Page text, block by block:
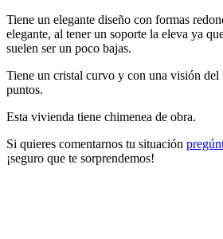
Tiene un elegante diseño con formas
elegante, al tener un soporte la eleva ya
suelen ser un poco bajas.
Tiene un cristal curvo y con una visión del
puntos.
Esta vivienda tiene chimenea de obra.
Si quieres comentarnos tu situación
¡seguro que te sorprendemos!